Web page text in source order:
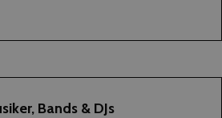
Bands & DJs